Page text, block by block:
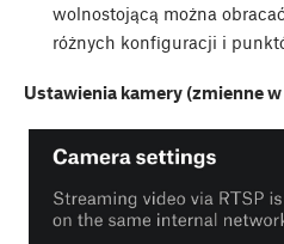
wolnostojącą można
różnych konfiguracji i
Ustawienia kamery (zmienne